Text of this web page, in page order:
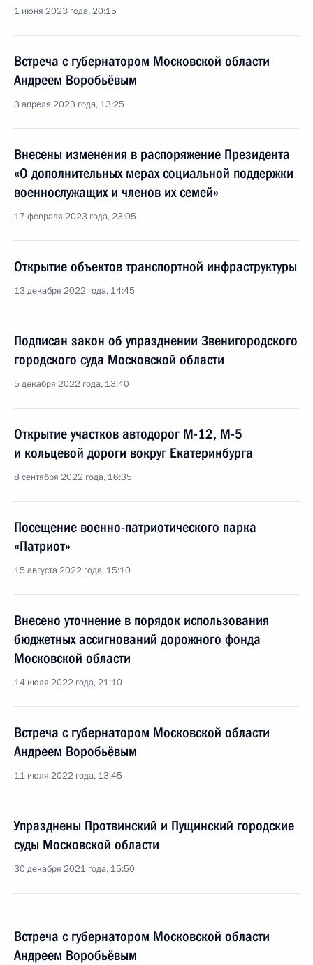
1 июня 2023 года, 20:15
Встреча с губернатором Московской области
Андреем Воробьёвым
3 апреля 2023 года, 13:25
Внесены изменения в распоряжение Президента
«О дополнительных мерах социальной поддержки
военнослужащих и членов их семей»
17 февраля 2023 года, 23:05
Открытие объектов транспортной инфраструктуры
13 декабря 2022 года, 14:45
Подписан закон об упразднении Звенигородского
городского суда Московской области
5 декабря 2022 года, 13:40
Открытие участков автодорог М-12, М-5
и кольцевой дороги вокруг Екатеринбурга
8 сентября 2022 года, 16:35
Посещение военно-патриотического парка
«Патриот»
15 августа 2022 года, 15:10
Внесено уточнение в порядок использования
бюджетных ассигнований дорожного фонда
Московской области
14 июля 2022 года, 21:10
Встреча с губернатором Московской области
Андреем Воробьёвым
11 июля 2022 года, 13:45
Упразднены Протвинский и Пущинский городские
суды Московской области
30 декабря 2021 года, 15:50
Встреча с губернатором Московской области
Андреем Воробьёвым